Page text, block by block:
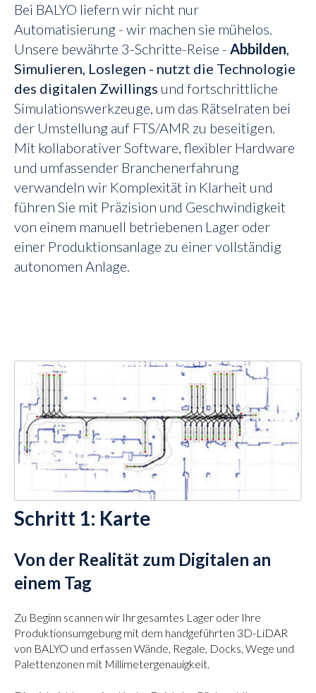
Bei BALYO liefern wir nicht nur
Automatisierung - wir machen sie mühelos.
Unsere bewährte 3-Schritte-Reise - Abbilden,
Simulieren, Loslegen - nutzt die Technologie
des digitalen Zwillings und fortschrittliche
Simulationswerkzeuge, um das Rätselraten bei
der Umstellung auf FTS/AMR zu beseitigen.
Mit kollaborativer Software, flexibler Hardware
und umfassender Branchenerfahrung
verwandeln wir Komplexität in Klarheit und
führen Sie mit Präzision und Geschwindigkeit
von einem manuell betriebenen Lager oder
einer Produktionsanlage zu einer vollständig
autonomen Anlage.
Schritt 1: Karte
Von der Realität zum Digitalen an
einem Tag
Zu Beginn scannen wir Ihr gesamtes Lager oder Ihre
Produktionsumgebung mit dem handgeführten 3D-LiDAR
von BALYO und erfassen Wände, Regale, Docks, Wege und
Palettenzonen mit Millimetergenauigkeit.